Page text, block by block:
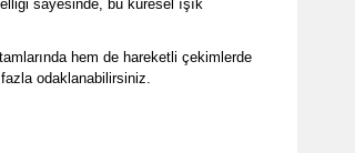
sayesinde, bu küresel ışık
hem de hareketli çekimlerde
odaklanabilirsiniz.